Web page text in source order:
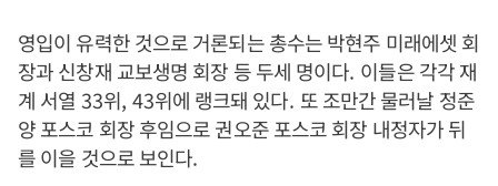
영입이 유력한 것으로 거론되는 총수는 박현주 미래에셋 회
장과 신창재 교보생명 회장 등 두세 명이다. 이들은 각각 재
계 서열 33위, 43위에 랭크돼 있다. 또 조만간 물러날 정준
양 포스코 회장 후임으로 권오준 포스코 회장 내정자가 뒤
를 이을 것으로 보인다.